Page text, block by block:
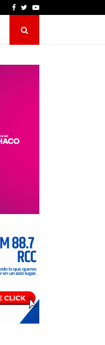
Facebook
TwitterYoutube